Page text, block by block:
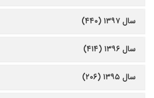
سال ۱۳۹۷ (۴۴۰)
سال ۱۳۹۶ (۴۱۴)
سال ۱۳۹۵ (۲۰۶)